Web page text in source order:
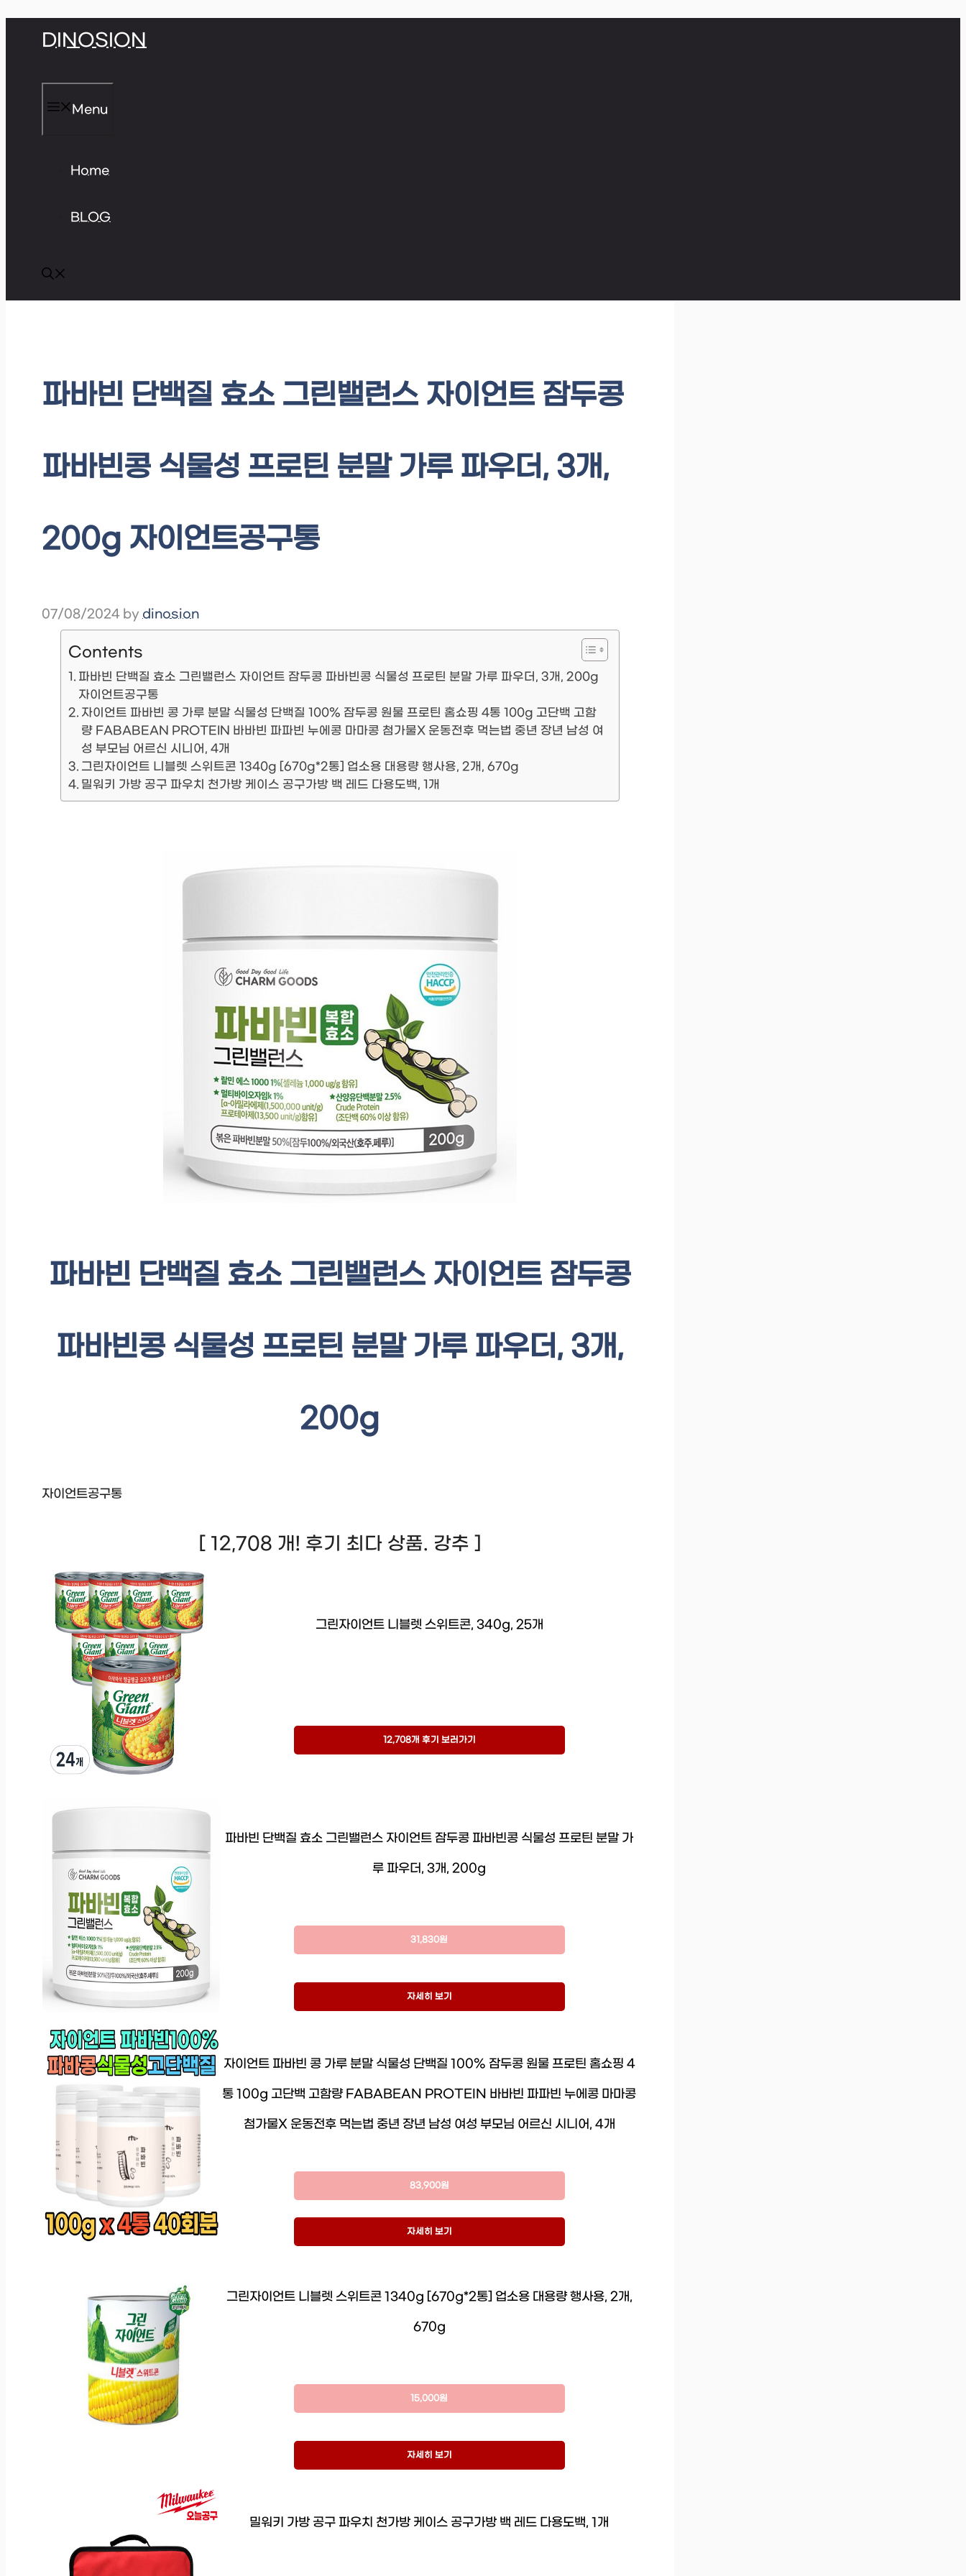
DINOSION
Menu
Home
BLOG
파바빈 단백질 효소 그린밸런스 자이언트 잠두콩
파바빈콩 식물성 프로틴 분말 가루 파우더, 3개,
200g 자이언트공구통
07/08/2024 by dinosion
Contents
파바빈 단백질 효소 그린밸런스 자이언트 잠두콩 파바빈콩 식물성 프로틴 분말 가루 파우더, 3개, 200g
자이언트공구통
자이언트 파바빈 콩 가루 분말 식물성 단백질 100% 잠두콩 원물 프로틴 홈쇼핑 4통 100g 고단백 고함
량 FABABEAN PROTEIN 바바빈 파파빈 누에콩 마마콩 첨가물X 운동전후 먹는법 중년 장년 남성 여
성 부모님 어르신 시니어, 4개
그린자이언트 니블렛 스위트콘 1340g [670g*2통] 업소용 대용량 행사용, 2개, 670g
밀워키 가방 공구 파우치 천가방 케이스 공구가방 백 레드 다용도백, 1개
파바빈 단백질 효소 그린밸런스 자이언트 잠두콩
파바빈콩 식물성 프로틴 분말 가루 파우더, 3개,
200g
자이언트공구통
[ 12,708 개! 후기 최다 상품. 강추 ]
그린자이언트 니블렛 스위트콘, 340g, 25개
12,708개 후기 보러가기
파바빈 단백질 효소 그린밸런스 자이언트 잠두콩 파바빈콩 식물성 프로틴 분말 가
루 파우더, 3개, 200g
31,830원
자세히 보기
자이언트 파바빈 콩 가루 분말 식물성 단백질 100% 잠두콩 원물 프로틴 홈쇼핑 4
통 100g 고단백 고함량 FABABEAN PROTEIN 바바빈 파파빈 누에콩 마마콩
첨가물X 운동전후 먹는법 중년 장년 남성 여성 부모님 어르신 시니어, 4개
83,900원
자세히 보기
그린자이언트 니블렛 스위트콘 1340g [670g*2통] 업소용 대용량 행사용, 2개,
670g
15,000원
자세히 보기
밀워키 가방 공구 파우치 천가방 케이스 공구가방 백 레드 다용도백, 1개